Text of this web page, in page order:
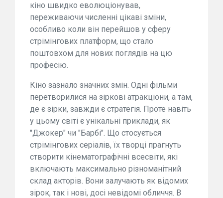
кіно швидко еволюціонував,
переживаючи численні цікаві зміни,
особливо коли він перейшов у сферу
стрімінгових платформ, що стало
поштовхом для нових поглядів на цю
професію.
Кіно зазнало значних змін. Одні фільми
перетворилися на зіркові атракціони, а там,
де є зірки, завжди є стратегія. Проте навіть
у цьому світі є унікальні приклади, як
"Джокер" чи "Барбі". Що стосується
стрімінгових серіалів, їх творці прагнуть
створити кінематографічні всесвіти, які
включають максимально різноманітний
склад акторів. Вони залучають як відомих
зірок, так і нові, досі невідомі обличчя. В